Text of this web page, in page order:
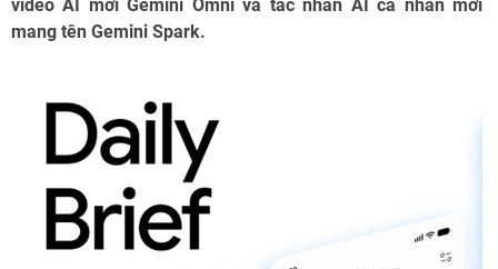
video AI mới Gemini Omni và tác nhân AI cá nhân mới
mang tên Gemini Spark.